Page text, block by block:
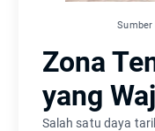
Sumber
Zona
yang
Salah satu daya